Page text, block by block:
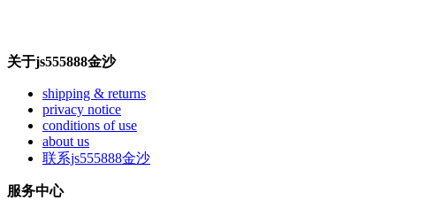
关于js555888金沙
shipping & returns
privacy notice
conditions of use
about us
联系js555888金沙
服务中心